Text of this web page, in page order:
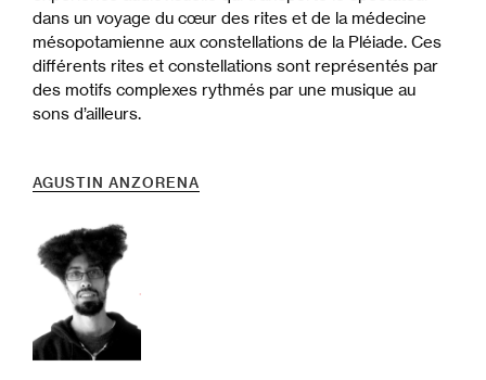
dans un voyage du cœur des rites et de la médecine
mésopotamienne aux constellations de la Pléiade. Ces
différents rites et constellations sont représentés par
des motifs complexes rythmés par une musique au
sons d’ailleurs.
AGUSTIN ANZORENA